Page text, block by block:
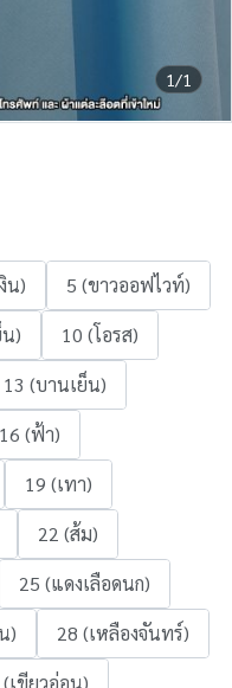
1/1
น)
5 (ขาวออฟไวท์)
)
10 (โอรส)
13 (บานเย็น)
16 (ฟ้า)
19 (เทา)
22 (ส้ม)
25 (แดงเลือดนก)
)
28 (เหลืองจันทร์)
เขียวอ่อน)